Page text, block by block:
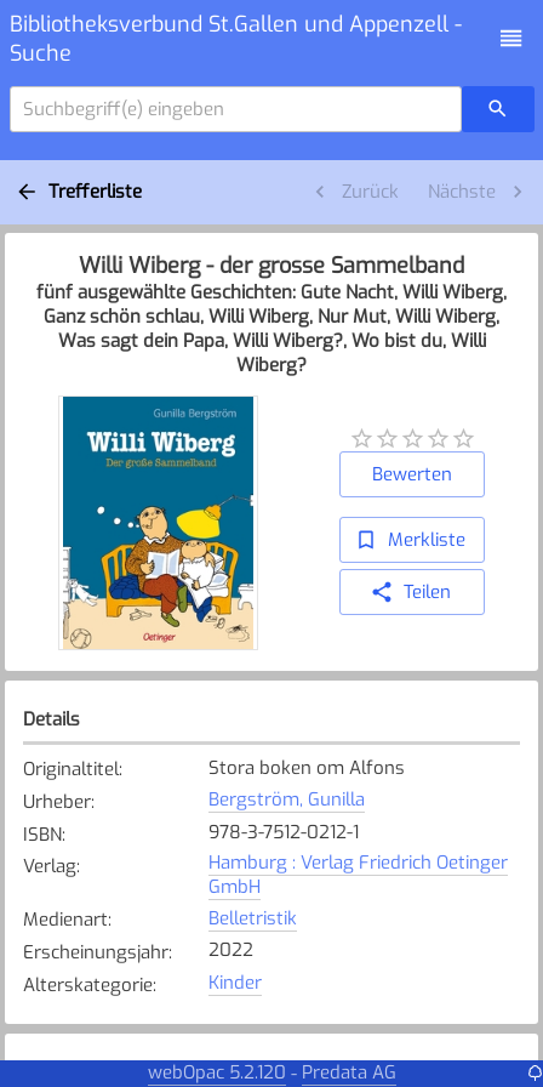
Bibliotheksverbund St.Gallen und Appenzell -
Suche
Suchbegriff(e) eingeben
Trefferliste Zurück Nächste
Willi Wiberg - der grosse Sammelband
fünf ausgewählte Geschichten: Gute Nacht, Willi Wiberg,
Ganz schön schlau, Willi Wiberg, Nur Mut, Willi Wiberg,
Was sagt dein Papa, Willi Wiberg?, Wo bist du, Willi
Wiberg?
Bewerten
Merkliste
Teilen
Details
Originaltitel:
Stora boken om Alfons
Urheber:
Bergström, Gunilla
ISBN:
978-3-7512-0212-1
Verlag:
Hamburg : Verlag Friedrich Oetinger
GmbH
Medienart:
Belletristik
Erscheinungsjahr:
2022
Alterskategorie: Kinder
webOpac 5.2.120 - Predata AG